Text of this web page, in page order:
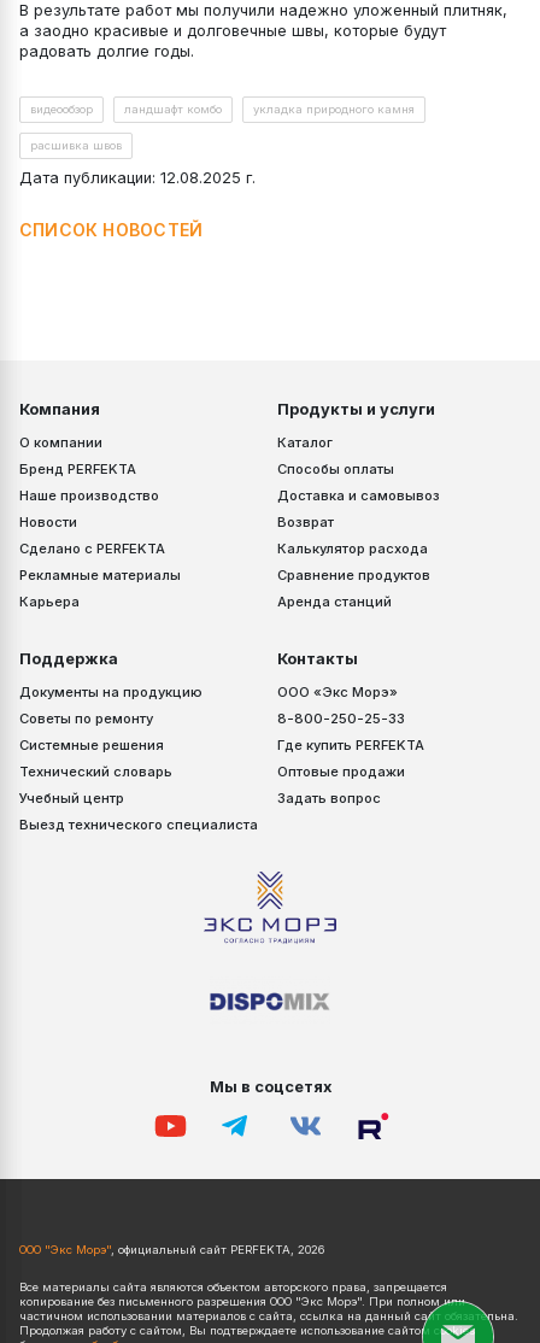
В результате работ мы получили надежно уложенный плитняк,
а заодно красивые и долговечные швы, которые будут
радовать долгие годы.
видеообзор ландшафт комбо укладка природного камня
расшивка швов
Дата публикации: 12.08.2025 г.
СПИСОК НОВОСТЕЙ
Компания
О компании
Бренд PERFEKTA
Наше производство
Новости
Сделано с PERFEKTA
Рекламные материалы
Карьера
Продукты и услуги
Каталог
Способы оплаты
Доставка и самовывоз
Возврат
Калькулятор расхода
Сравнение продуктов
Аренда станций
Поддержка
Документы на продукцию
Советы по ремонту
Системные решения
Технический словарь
Учебный центр
Выезд технического специалиста
Контакты
ООО «Экс Морэ»
8-800-250-25-33
Где купить PERFEKTA
Оптовые продажи
Задать вопрос
Мы в соцсетях
ООО "Экс Морэ" , официальный сайт PERFEKTA, 2026
Все материалы сайта являются объектом авторского права, запрещается
копирование без письменного разрешения ООО "Экс Морэ". При полном или
частичном использовании материалов с сайта, ссылка на данный сайт обязательна.
Продолжая работу с сайтом, Вы подтверждаете использование сайтом cookies